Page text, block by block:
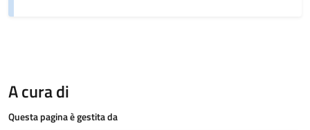
A cura di
Questa pagina è gestita da